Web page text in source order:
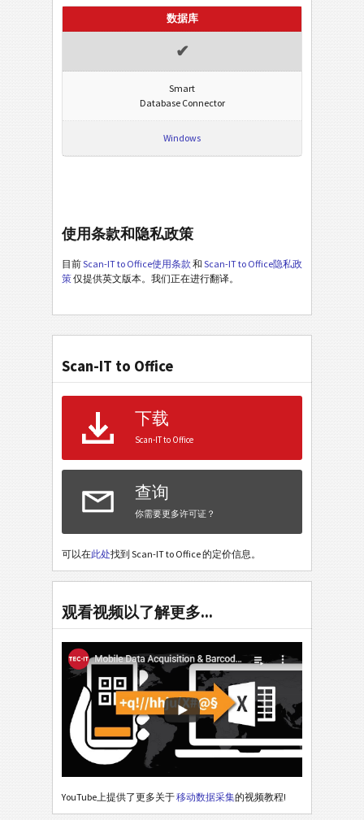
数据库
✔
Smart
Database Connector
Windows
使用条款和隐私政策
目前Scan-IT to Office使用条款 和 Scan-IT to Office隐私政
策仅提供英文版本。我们正在进行翻译。
Scan-IT to Office
下载
Scan-IT to Office
查询
你需要更多许可证？
可以在此处找到 Scan-IT to Office 的定价信息。
观看视频以了解更多...
YouTube上提供了更多关于移动数据采集的视频教程!